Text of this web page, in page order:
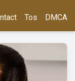
Tos DMCA